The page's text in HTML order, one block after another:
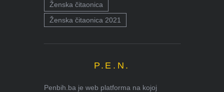
Ženska čitaonica
Ženska čitaonica 2021
P.E.N.
Penbih.ba je web platforma na kojoj